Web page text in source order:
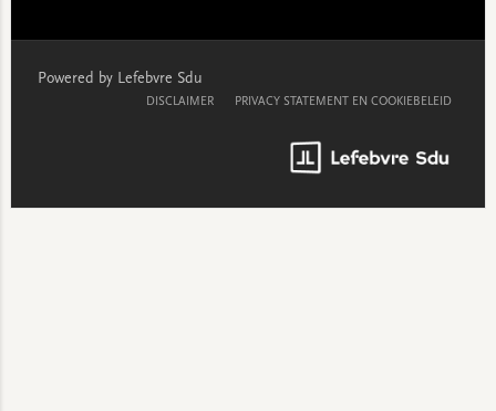
Powered by Lefebvre Sdu
DISCLAIMER PRIVACY STATEMENT EN COOKIEBELEID